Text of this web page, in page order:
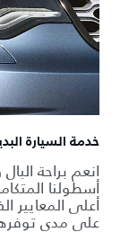
خدمة السيارة
انعم براحة
أسطولنا
أعلى المعايير
على مدى